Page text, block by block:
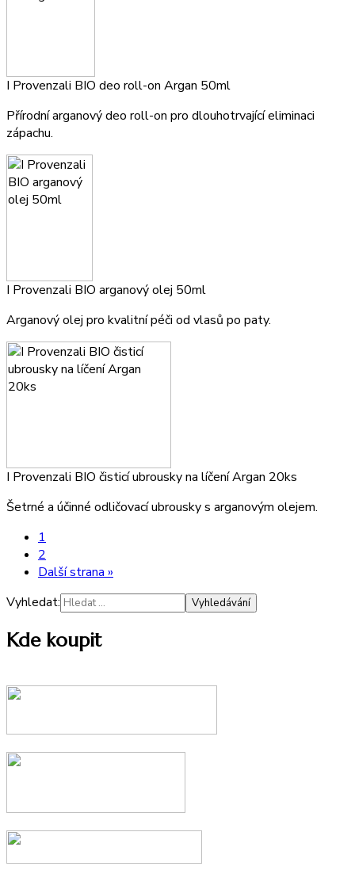
I Provenzali BIO deo roll-on Argan 50ml
Přírodní arganový deo roll-on pro dlouhotrvající eliminaci
zápachu.
I Provenzali BIO arganový olej 50ml
Arganový olej pro kvalitní péči od vlasů po paty.
I Provenzali BIO čisticí ubrousky na líčení Argan 20ks
Šetrné a účinné odličovací ubrousky s arganovým olejem.
1
2
Další strana »
Vyhledat:
Kde koupit